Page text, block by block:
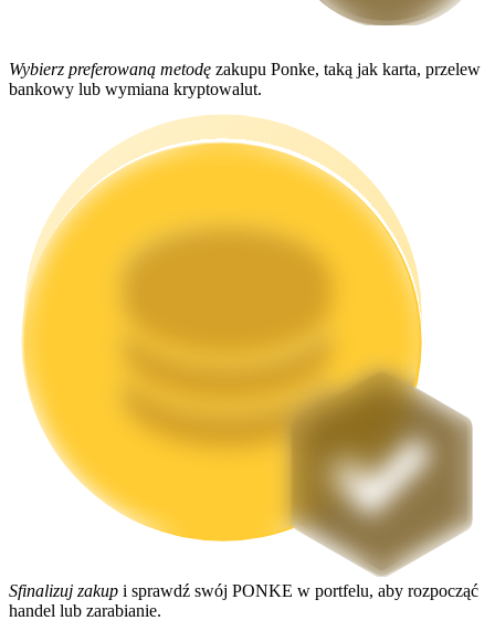
Stawianie
Wysokie zyski i natychmiastowy dostęp
Launchpool
Elastyczne stawianie zakładów, aby zarabiać na popularnych
Wybierz preferowaną metodę zakupu Ponke, taką jak karta, przelew
bankowy lub wymiana kryptowalut.
Sfinalizuj zakup i sprawdź swój PONKE w portfelu, aby rozpocząć
handel lub zarabianie.